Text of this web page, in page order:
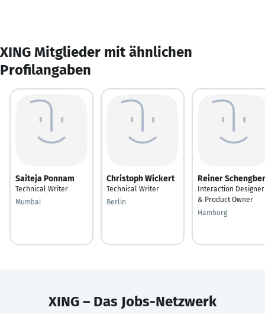
XING Mitglieder mit ähnlichen
Profilangaben
Saiteja Ponnam
Technical Writer
Mumbai
Christoph Wickert
Technical Writer
Berlin
Reiner Schengber
Interaction Designer
& Product Owner
Hamburg
XING – Das Jobs-Netzwerk